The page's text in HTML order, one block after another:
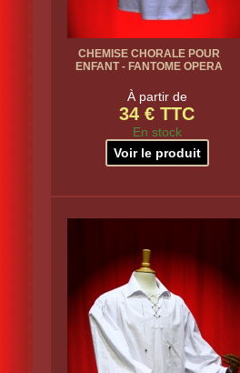
CHEMISE CHORALE POUR
ENFANT - FANTOME OPERA
À partir de
34 € TTC
En stock
Voir le produit